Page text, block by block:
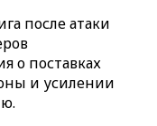
после атаки
о поставках
и усилении